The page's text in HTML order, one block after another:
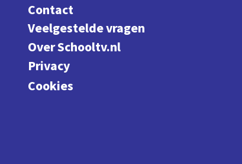
Contact
Veelgestelde vragen
Over Schooltv.nl
Privacy
Cookies